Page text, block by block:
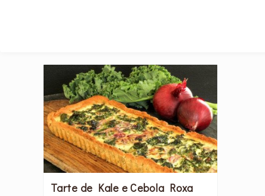
Tarte de Kale e Cebola Roxa